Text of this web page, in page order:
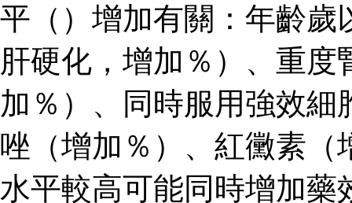
平（）增加有關：年齡歲
肝硬化，增加％）、重
加％）、同時服用強效
唑（增加％）、紅黴素（
水平較高可能同時增加藥